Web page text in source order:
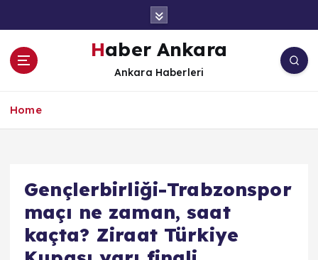
Haber Ankara
Ankara Haberleri
Home
Gençlerbirliği-Trabzonspor
maçı ne zaman, saat
kaçta? Ziraat Türkiye